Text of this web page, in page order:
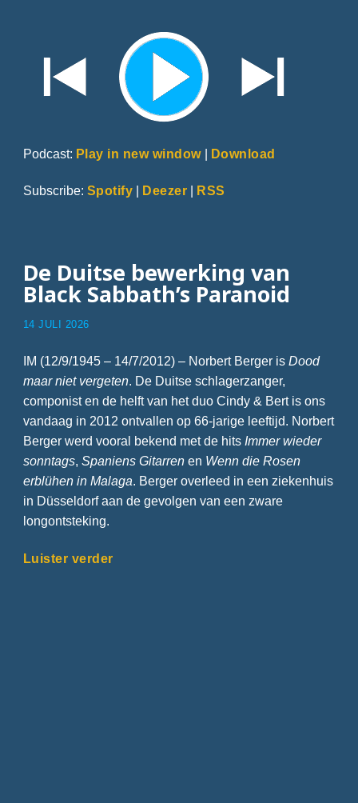
Podcast: Play in new window| Download
Subscribe: Spotify Deezer RSS
De Duitse bewerking van
Black Sabbath’s Paranoid
14 JULI 2026
IM (12/9/1945 – 14/7/2012) – Norbert Berger is Dood
maar niet vergeten. De Duitse schlagerzanger,
componist en de helft van het duo Cindy & Bert is ons
vandaag in 2012 ontvallen op 66-jarige leeftijd. Norbert
Berger werd vooral bekend met de hits Immer wieder
sonntags, Spaniens Gitarrenen Wenn die Rosen
erblühen in Malaga. Berger overleed in een ziekenhuis
in Düsseldorf aan de gevolgen van een zware
longontsteking.
Luister verder